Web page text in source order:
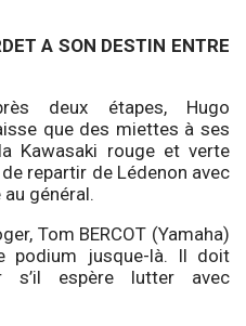
A SON DESTIN ENTRE
deux étapes, Hugo
que des miettes à ses
Kawasaki rouge et verte
repartir de Lédenon avec
général.
Tom BERCOT (Yamaha)
podium jusque-là. Il doit
s’il espère lutter avec